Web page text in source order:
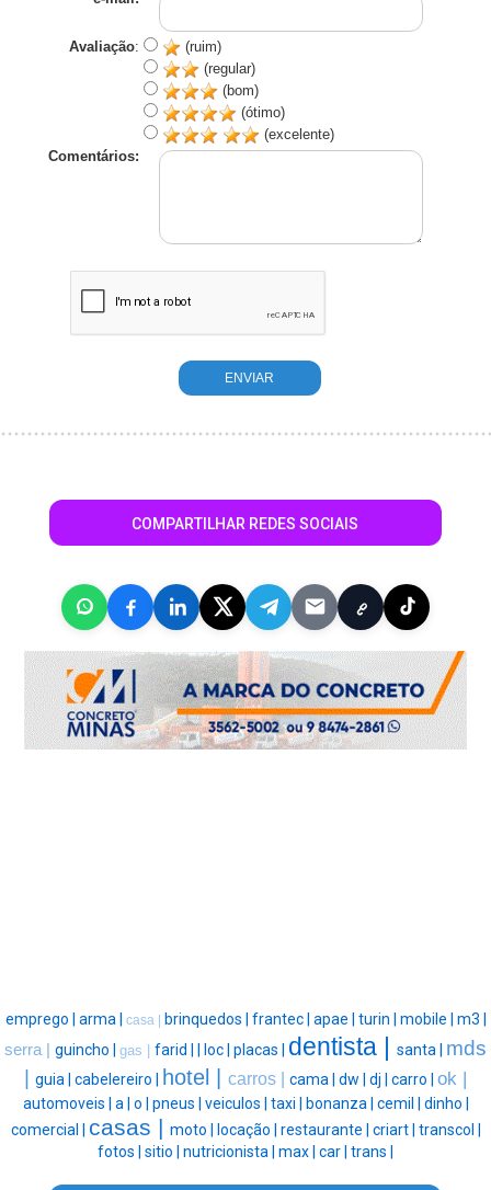
Avaliação:
(ruim)
(regular)
(bom)
(ótimo)
(excelente)
Comentários:
COMPARTILHAR REDES SOCIAIS
emprego | arma | casa | brinquedos | frantec | apae | turin | mobile | m3 |
serra | guincho | gas | farid | loc | placas | dentista | santa | mds
| guia | cabelereiro | hotel | carros | cama | dw | dj | carro | ok |
automoveis | a | o | pneus | veiculos | taxi | bonanza | cemil | dinho |
comercial | casas | moto | locação | restaurante | criart | transcol |
fotos | sitio | nutricionista | max | car | trans |